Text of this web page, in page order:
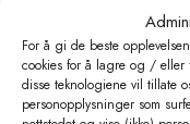
For å gi de beste
cookies for å lagre og / eller
disse teknologiene vil tillate
personopplysninger som